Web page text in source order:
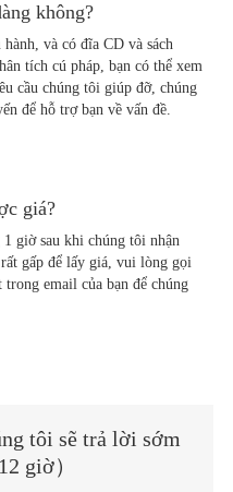
không?
và có đĩa CD và sách
tích cú pháp, bạn có thể xem
cầu chúng tôi giúp đỡ, chúng
để hỗ trợ bạn về vấn đề.
giá?
giờ sau khi chúng tôi nhận
gấp để lấy giá, vui lòng gọi
email của bạn để chúng
tôi sẽ trả lời sớm
giờ）